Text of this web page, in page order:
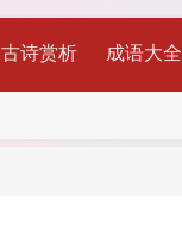
古诗赏析 成语大全